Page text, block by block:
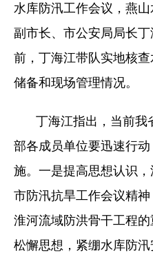
水库防汛工作会议，燕山
副市长、市公安局局长
前，丁海江带队实地核
储备和现场管理情况。
丁海江指出，当前我
部各成员单位要迅速行
施。一是提高思想认识
市防汛抗旱工作会议精
淮河流域防洪骨干工程
松懈思想，紧绷水库防